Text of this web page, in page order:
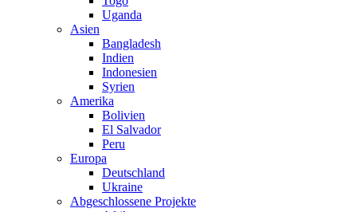
Uganda
Asien
Bangladesh
Indien
Indonesien
Syrien
Amerika
Bolivien
El Salvador
Peru
Europa
Deutschland
Ukraine
Abgeschlossene Projekte